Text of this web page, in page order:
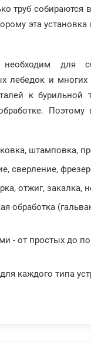
труб собираются
эта
для
лебедок и
к
штамповка,
сверление,
отжиг, закалка,
обработка
- от простых до
каждого типа